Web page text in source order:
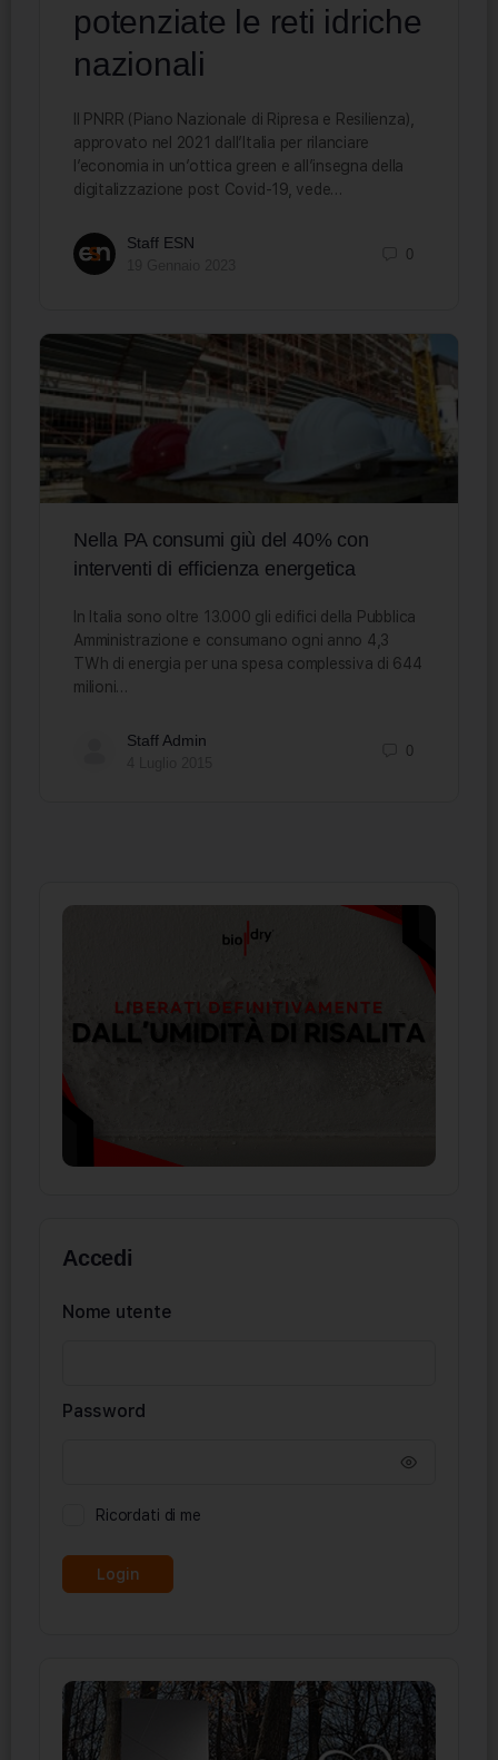
potenziate le reti idriche
nazionali
Il PNRR (Piano Nazionale di Ripresa e Resilienza),
approvato nel 2021 dall’Italia per rilanciare
l’economia in un’ottica green e all’insegna della
digitalizzazione post Covid-19, vede…
Staff ESN
0
Nella PA consumi giù del 40% con
interventi di efficienza energetica
In Italia sono oltre 13.000 gli edifici della Pubblica
Amministrazione e consumano ogni anno 4,3
TWh di energia per una spesa complessiva di 644
milioni…
Staff Admin
0
Accedi
Nome utente
Password
Ricordati di me